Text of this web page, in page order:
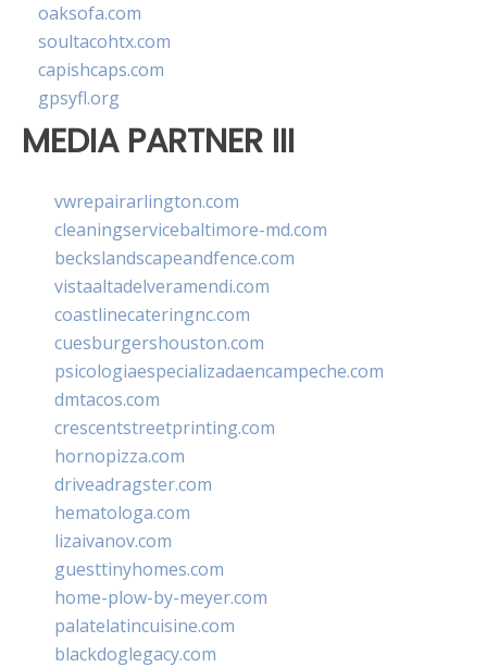
oaksofa.com
soultacohtx.com
capishcaps.com
gpsyfl.org
MEDIA PARTNER III
vwrepairarlington.com
cleaningservicebaltimore-md.com
beckslandscapeandfence.com
vistaaltadelveramendi.com
coastlinecateringnc.com
cuesburgershouston.com
psicologiaespecializadaencampeche.com
dmtacos.com
crescentstreetprinting.com
hornopizza.com
driveadragster.com
hematologa.com
lizaivanov.com
guesttinyhomes.com
home-plow-by-meyer.com
palatelatincuisine.com
blackdoglegacy.com